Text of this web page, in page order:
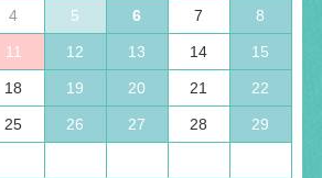
4 5 6 7 8
11 12 13 14 15
18 19 20 21 22
25 26 27 28 29